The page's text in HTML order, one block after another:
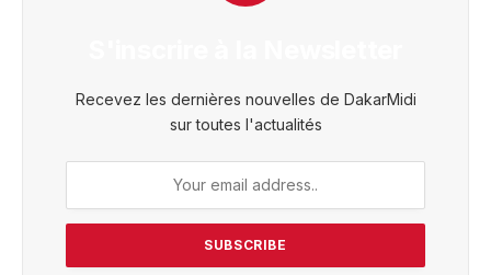
Recevez les dernières nouvelles de DakarMidi
sur toutes l'actualités